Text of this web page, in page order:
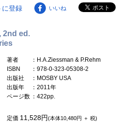
に登録 いいね
2nd ed.
著者
：H.A.Ziessman & P.Rehm
ISBN
：978-0-323-05308-2
出版社
：MOSBY USA
出版年
：2011年
ページ数 ：422pp.
定価 11,528円(本体10,480円 ＋ 税)